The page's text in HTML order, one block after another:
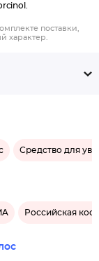
поставки,
характер.
Средство для
Российская